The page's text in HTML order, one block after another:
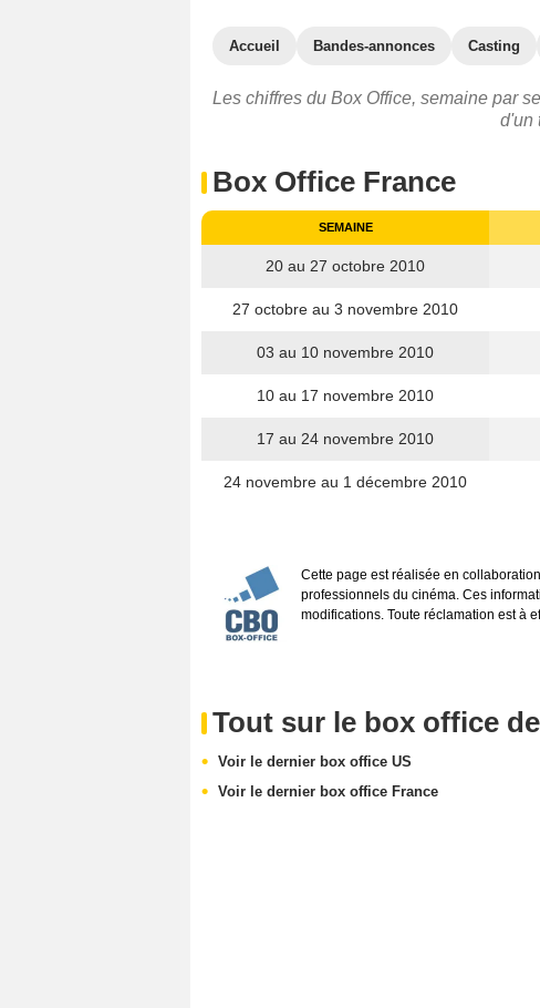
Accueil Bandes-annonces Casting
Les chiffres du Box Office, semaine par
d'un
Box Office France
SEMAINE
20 au 27 octobre 2010
27 octobre au 3 novembre 2010
03 au 10 novembre 2010
10 au 17 novembre 2010
17 au 24 novembre 2010
24 novembre au 1 décembre 2010
Cette page est réalisée en
professionnels du cinéma. Ces
modifications. Toute réclamation est à
Tout sur le box office
Voir le dernier box office US
Voir le dernier box office France